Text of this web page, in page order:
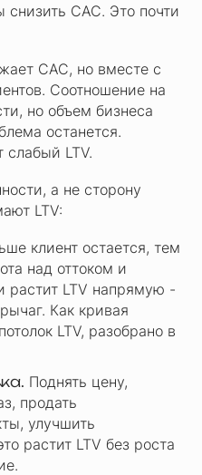
CAC. Это почти
CAC, но вместе с
Соотношение на
но объем бизнеса
останется.
слабый LTV.
а не сторону
LTV:
клиент остается, тем
над оттоком и
LTV напрямую -
Как кривая
LTV, разобрано в
Поднять цену,
продать
улучшить
растит LTV без роста